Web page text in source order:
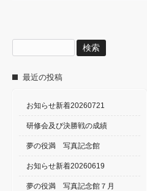
索:
最近の投稿
お知らせ新着20260721
研修会及び決勝戦の成績
夢の役満 写真記念館
お知らせ新着20260619
夢の役満 写真記念館７月